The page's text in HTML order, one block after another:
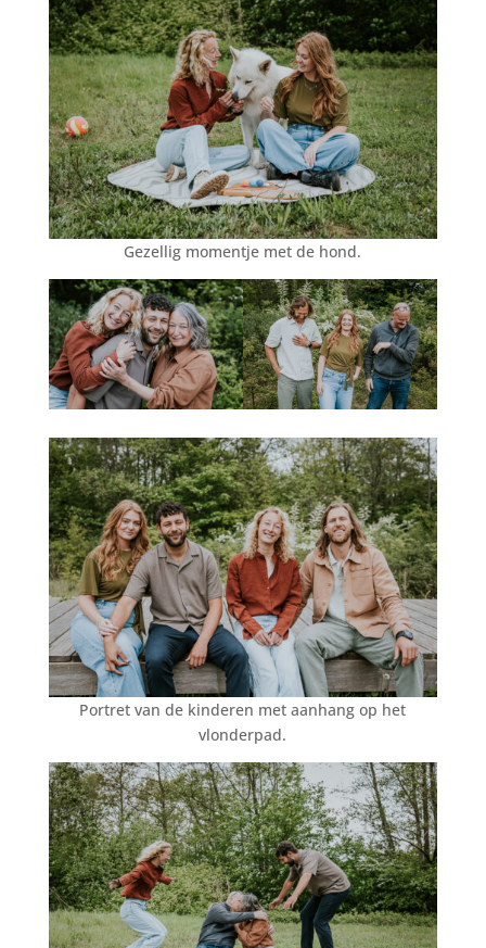
Gezellig momentje met de hond.
Portret van de kinderen met aanhang op het
vlonderpad.